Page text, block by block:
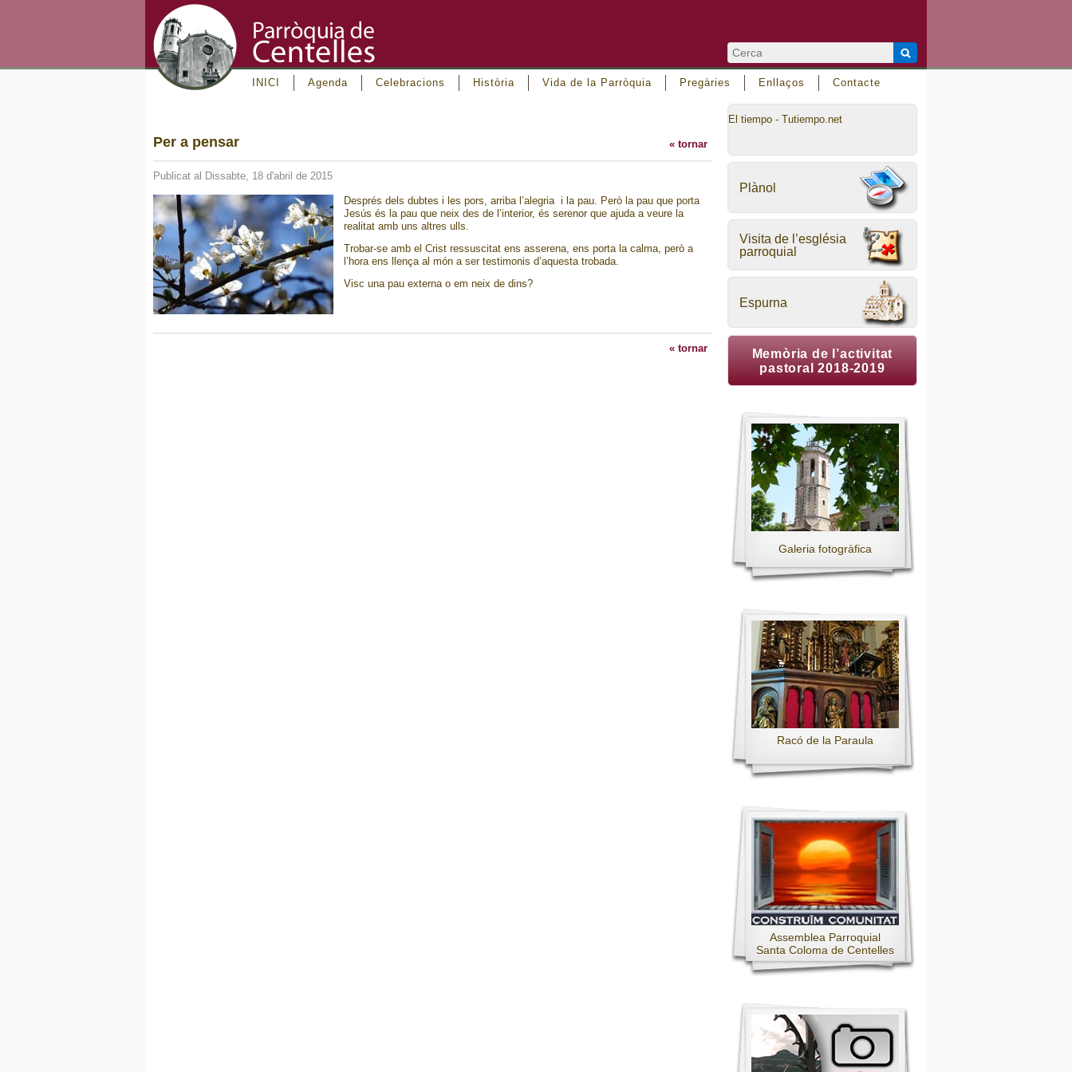
INICI Agenda Celebracions Història Vida de la Parròquia Pregàries Enllaços Contacte
Per a pensar « tornar
Publicat al Dissabte, 18 d'abril de 2015
Després dels dubtes i les pors, arriba l’alegria i la pau. Però la pau que porta
Jesús és la pau que neix des de l’interior, és serenor que ajuda a veure la
realitat amb uns altres ulls.
Trobar-se amb el Crist ressuscitat ens asserena, ens porta la calma, però a
l’hora ens llença al món a ser testimonis d’aquesta trobada.
Visc una pau externa o em neix de dins?
« tornar
El tiempo - Tutiempo.net
Plànol
Visita de l’església
parroquial
Espurna
Memòria de l’activitat
pastoral 2018-2019
Galeria fotogràfica
Racó de la Paraula
Assemblea Parroquial
Santa Coloma de Centelles